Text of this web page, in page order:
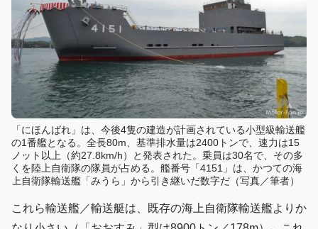
「にほんばれ」は、今後4隻の建造が計画されている小型級輸送艦
の1番艦となる。全長80m、基準排水量は2400トンで、速力は15
ノット以上（約27.8km/h）と発表された。乗員は30名で、その多
くを陸上自衛隊の隊員が占める。艦番号「4151」は、かつての海
上自衛隊輸送艦「みうら」から引き継いだ数字だ（写真／筆者）
これら輸送艦／輸送艇は、既存の海上自衛隊輸送艦よりか